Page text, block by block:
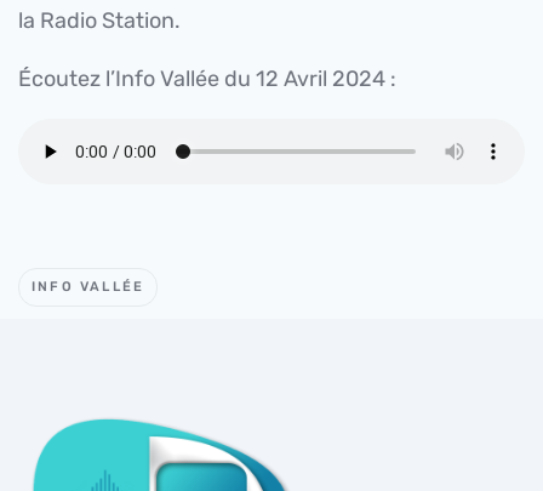
la Radio Station.
Écoutez l’Info Vallée du 12 Avril 2024 :
INFO VALLÉE